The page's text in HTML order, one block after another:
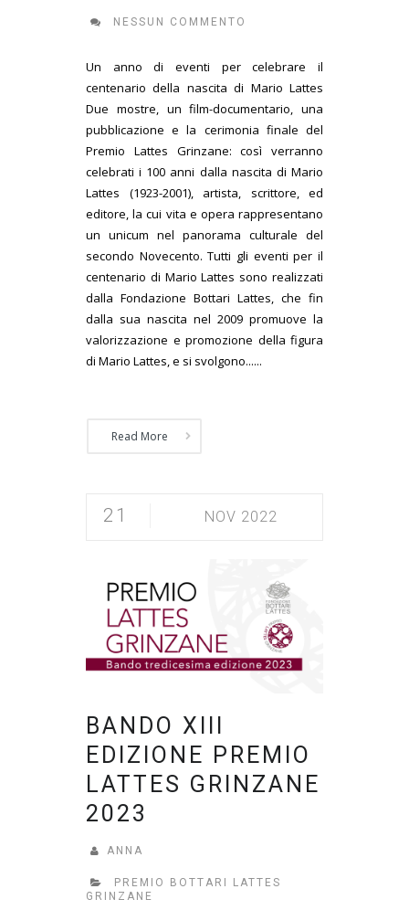
NESSUN COMMENTO
Un anno di eventi per celebrare il
centenario della nascita di Mario Lattes
Due mostre, un film-documentario, una
pubblicazione e la cerimonia finale del
Premio Lattes Grinzane: così verranno
celebrati i 100 anni dalla nascita di Mario
Lattes (1923-2001), artista, scrittore, ed
editore, la cui vita e opera rappresentano
un unicum nel panorama culturale del
secondo Novecento. Tutti gli eventi per il
centenario di Mario Lattes sono realizzati
dalla Fondazione Bottari Lattes, che fin
dalla sua nascita nel 2009 promuove la
valorizzazione e promozione della figura
di Mario Lattes, e si svolgono......
Read More
21 NOV 2022
BANDO XIII
EDIZIONE PREMIO
LATTES GRINZANE
2023
ANNA
PREMIO BOTTARI LATTES
GRINZANE